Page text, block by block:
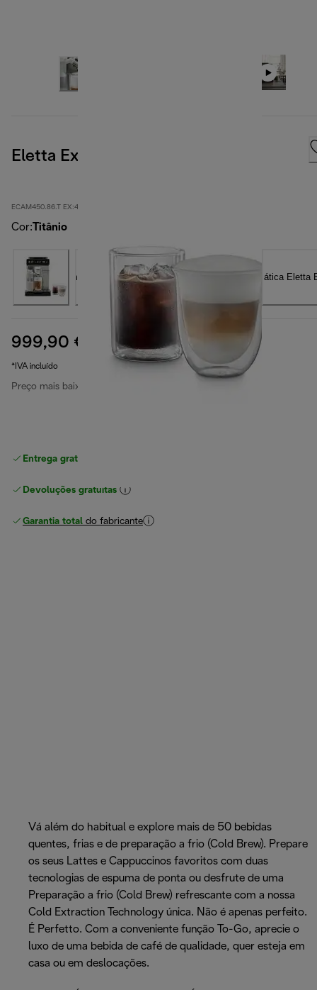
Eletta Explore, titânio
ECAM450.86.T EX:4
Cor: Titânio
999,90 € 1149,90 € preço original 1149,90 €
*IVA incluído
Preço mais baixo nos últimos 30 dias
Entrega gratuita padrão
Devoluções gratuitas
Garantia total do fabricante
Vá além do habitual e explore mais de 50 bebidas
quentes, frias e de preparação a frio (Cold Brew). Prepare
os seus Lattes e Cappuccinos favoritos com duas
tecnologias de espuma de ponta ou desfrute de uma
Preparação a frio (Cold Brew) refrescante com a nossa
Cold Extraction Technology única. Não é apenas perfeito.
É Perfetto. Com a conveniente função To-Go, aprecie o
luxo de uma bebida de café de qualidade, quer esteja em
casa ou em deslocações.